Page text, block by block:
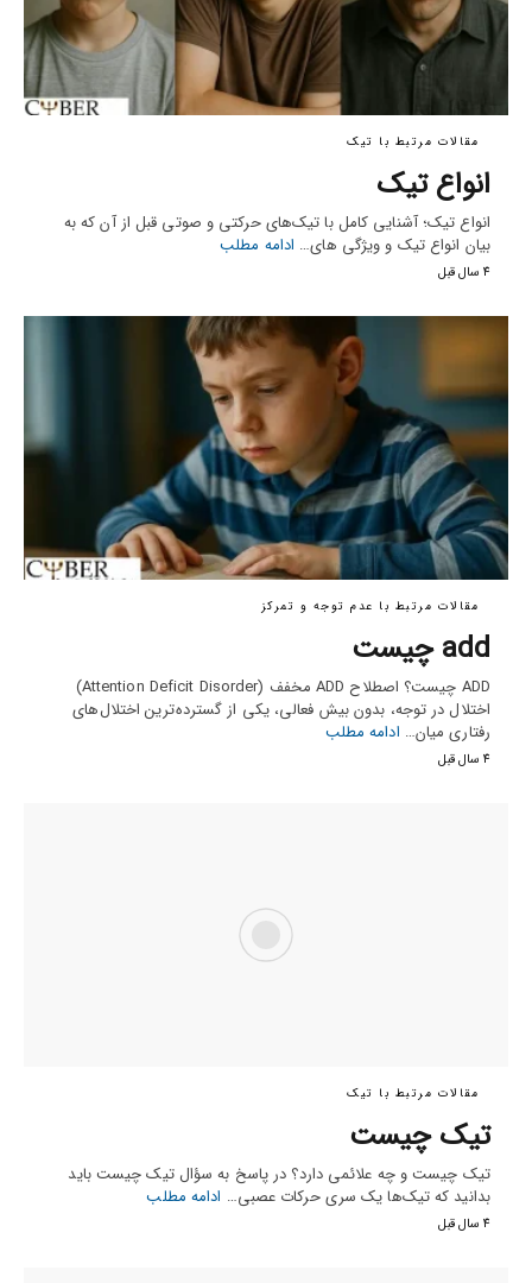
مقالات مرتبط با تیک
انواع تیک
انواع تیک؛ آشنایی کامل با تیک‌های حرکتی و صوتی قبل از آن که به
بیان انواع تیک و ویژگی های… ادامه مطلب
4 سال قبل
مقالات مرتبط با عدم توجه و تمرکز
add چیست
ADD چیست؟ اصطلاح ADD مخفف (Attention Deficit Disorder)
اختلال در توجه، بدون بیش فعالی، یکی از گسترده‌ترین اختلال‌های
رفتاری میان… ادامه مطلب
4 سال قبل
مقالات مرتبط با تیک
تیک چیست
تیک چیست و چه علائمی دارد؟ در پاسخ به سؤال تیک چیست باید
بدانید که تیک‌ها یک سری حرکات عصبی… ادامه مطلب
4 سال قبل